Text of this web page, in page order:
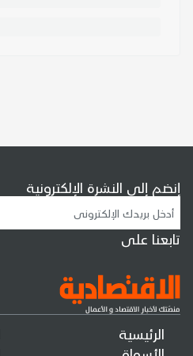
الرئيسية
إنضم إلى النشرة الإلكترونية
تابعنا على